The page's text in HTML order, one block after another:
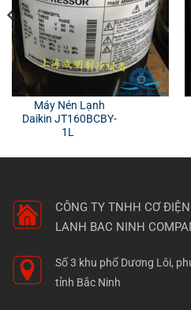
Máy Nén Lạnh
Daikin JT160BCBY-
1L
CÔNG TY TNHH CƠ
LANH BAC NINH
Số 3 khu phố Dương Lôi,
tỉnh Bắc Ninh